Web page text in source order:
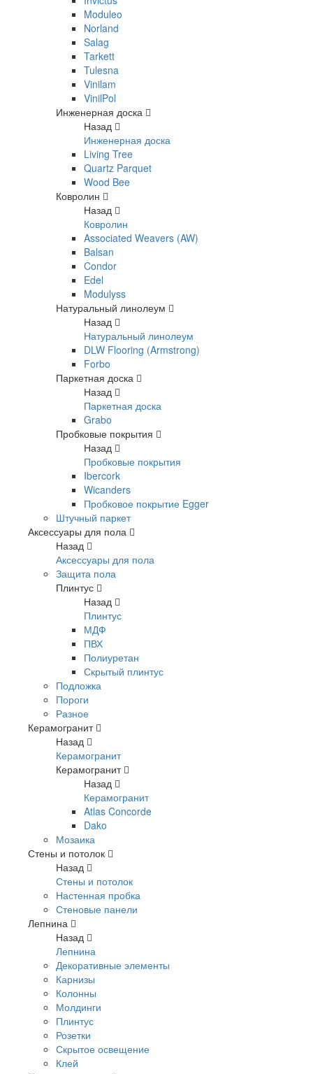
Moduleo
Norland
Salag
Tarkett
Tulesna
Vinilam
VinilPol
Инженерная доска
Назад
Инженерная доска
Living Tree
Quartz Parquet
Wood Bee
Ковролин
Назад
Ковролин
Associated Weavers (AW)
Balsan
Condor
Edel
Modulyss
Натуральный линолеум
Назад
Натуральный линолеум
DLW Flooring (Armstrong)
Forbo
Паркетная доска
Назад
Паркетная доска
Grabo
Пробковые покрытия
Назад
Пробковые покрытия
Ibercork
Wicanders
Пробковое покрытие Egger
Штучный паркет
Аксессуары для пола
Назад
Аксессуары для пола
Защита пола
Плинтус
Назад
Плинтус
МДФ
ПВХ
Полиуретан
Скрытый плинтус
Подложка
Пороги
Разное
Керамогранит
Назад
Керамогранит
Керамогранит
Назад
Керамогранит
Atlas Concorde
Dako
Мозаика
Стены и потолок
Назад
Стены и потолок
Настенная пробка
Стеновые панели
Лепнина
Назад
Лепнина
Декоративные элементы
Карнизы
Колонны
Молдинги
Плинтус
Розетки
Скрытое освещение
Клей